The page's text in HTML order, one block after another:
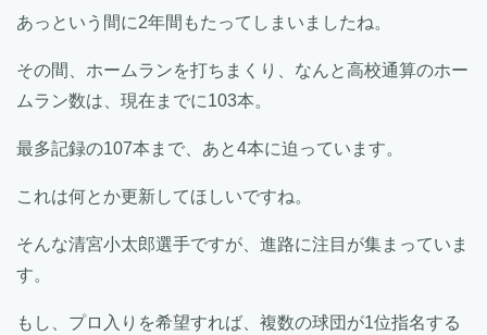
あっという間に2年間もたってしまいましたね。
その間、ホームランを打ちまくり、なんと高校通算のホー
ムラン数は、現在までに103本。
最多記録の107本まで、あと4本に迫っています。
これは何とか更新してほしいですね。
そんな清宮小太郎選手ですが、進路に注目が集まっていま
す。
もし、プロ入りを希望すれば、複数の球団が1位指名する